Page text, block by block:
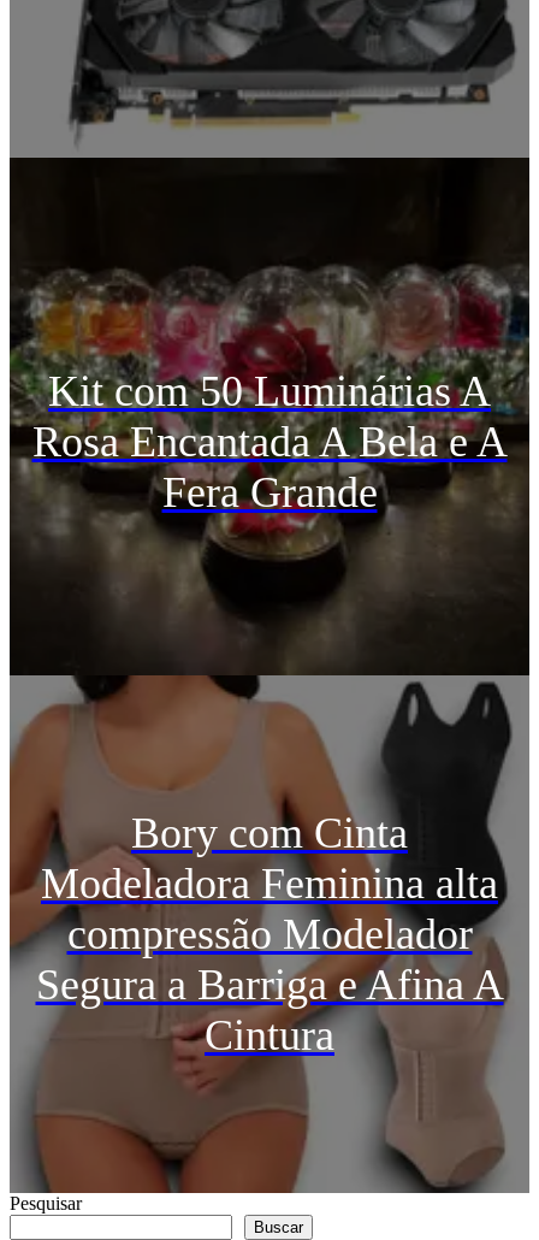
Kit com 50 Luminárias A
Rosa Encantada A Bela e A
Fera Grande
Bory com Cinta
Modeladora Feminina alta
compressão Modelador
Segura a Barriga e Afina A
Cintura
Pesquisar
Buscar